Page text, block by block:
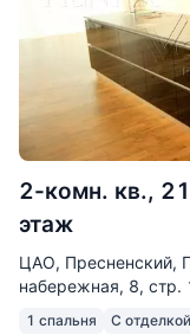
2-комн. кв.,
этаж
ЦАО, Пресненский,
набережная, 8, стр.
1 спальня С отделкой